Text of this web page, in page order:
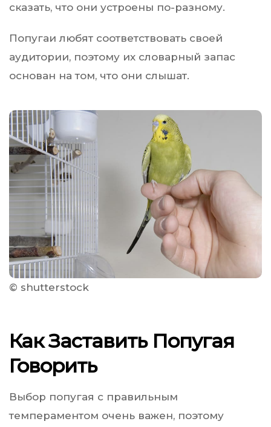
сказать, что они устроены по-разному.
Попугаи любят соответствовать своей
аудитории, поэтому их словарный запас
основан на том, что они слышат.
© shutterstock
Как Заставить Попугая
Говорить
Выбор попугая с правильным
темпераментом очень важен, поэтому